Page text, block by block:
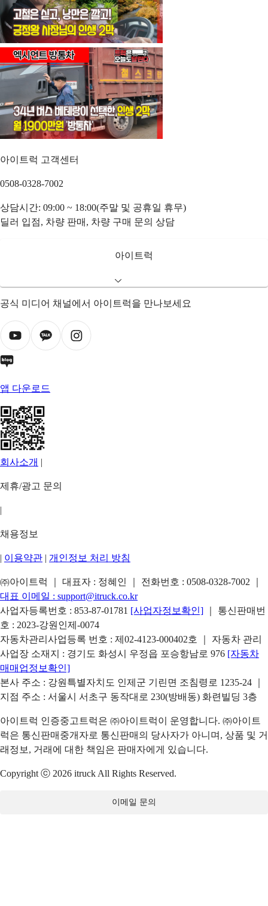
아이트럭 고객센터
0508-0328-7002
상담시간: 09:00 ~ 18:00(주말 및 공휴일 휴무)
딜러 입점, 차량 판매, 차량 구매 문의 상담
아이트럭
공식 미디어 채널에서 아이트럭을 만나보세요
앱 다운로드
회사소개 |
제휴/광고 문의
|
채용정보
| 이용약관 | 개인정보 처리 방침
㈜아이트럭 ｜ 대표자 : 정혜인 ｜ 전화번호 : 0508-0328-7002
대표 이메일 : support@itruck.co.kr
사업자등록번호 : 853-87-01781 [사업자정보확인]
｜ 통신판매번
호 : 2023-강원인제-0074
자동차관리사업등록 번호 : 제02-4123-000402호 ｜ 자동차 관리
사업장 소재지 : 경기도 화성시 우정읍 포승항남로 976 [자동차
매매업정보확인]
본사 주소 : 강원특별자치도 인제군 기린면 조침령로 1235-24 ｜
지점 주소 : 서울시 서초구 동작대로 230(방배동) 화련빌딩 3층
아이트럭 인증중고트럭은 ㈜아이트럭이 운영합니다. ㈜아이트
럭은 통신판매중개자로 통신판매의 당사자가 아니며, 상품 및 거
래정보, 거래에 대한 책임은 판매자에게 있습니다.
Copyright ⓒ 2026 itruck All Rights Reserved.
이메일 문의